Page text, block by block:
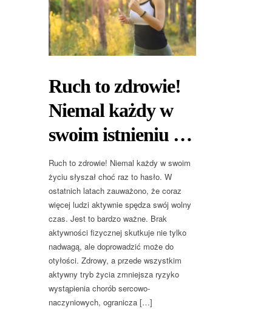
Ruch to zdrowie!
Niemal każdy w
swoim istnieniu …
Ruch to zdrowie! Niemal każdy w swoim
życiu słyszał choć raz to hasło. W
ostatnich latach zauważono, że coraz
więcej ludzi aktywnie spędza swój wolny
czas. Jest to bardzo ważne. Brak
aktywności fizycznej skutkuje nie tylko
nadwagą, ale doprowadzić może do
otyłości. Zdrowy, a przede wszystkim
aktywny tryb życia zmniejsza ryzyko
wystąpienia chorób sercowo-
naczyniowych, ogranicza […]